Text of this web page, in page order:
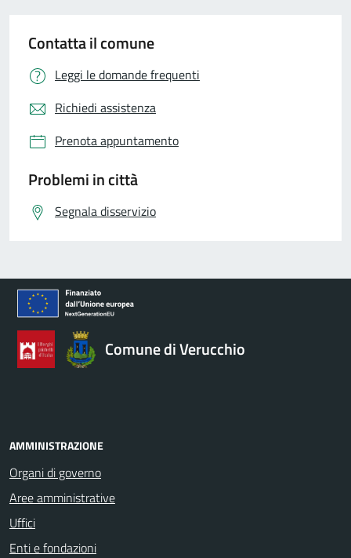
Contatta il comune
Leggi le domande frequenti
Richiedi assistenza
Prenota appuntamento
Problemi in città
Segnala disservizio
Comune di Verucchio
AMMINISTRAZIONE
Organi di governo
Aree amministrative
Uffici
Enti e fondazioni